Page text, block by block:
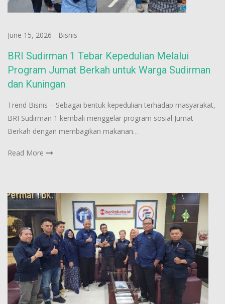
June 15, 2026 - Bisnis
BRI Sudirman 1 Tebar Kepedulian Melalui
Program Jumat Berkah untuk Warga Sudirman
dan Kuningan
Trend Bisnis – Sebagai bentuk kepedulian terhadap masyarakat,
BRI Sudirman 1 kembali menggelar program sosial Jumat
Berkah dengan membagikan makanan…
Read More